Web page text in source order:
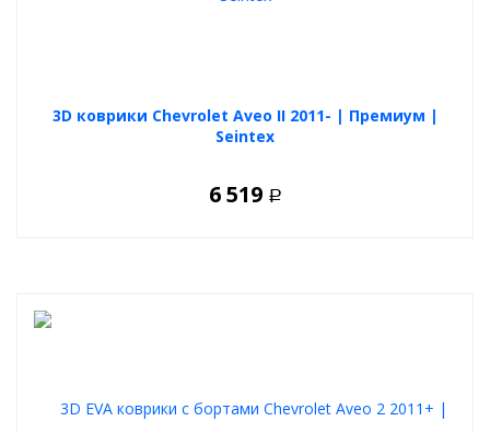
3D коврики Chevrolet Aveo II 2011- | Премиум |
Seintex
6 519 Р